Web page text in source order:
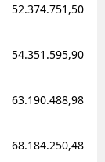
52.374.751,50
54.351.595,90
63.190.488,98
68.184.250,48